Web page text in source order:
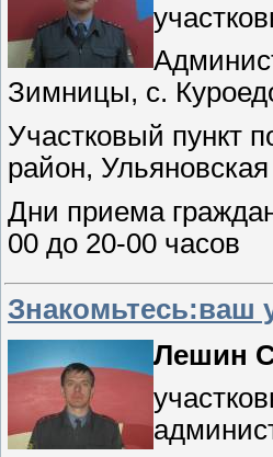
Зимницы, с.
Участковый пункт
район,
Дни приема
00 до 20-00 часов
Знакомьтесь:ваш
Лешин